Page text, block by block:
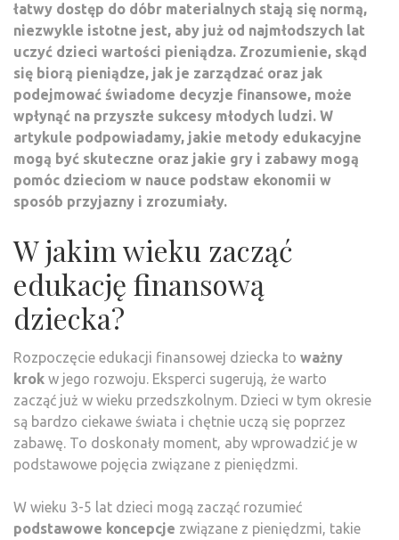
łatwy dostęp do dóbr materialnych stają się normą,
niezwykle istotne jest, aby już od najmłodszych lat
uczyć dzieci wartości pieniądza. Zrozumienie, skąd
się biorą pieniądze, jak je zarządzać oraz jak
podejmować świadome decyzje finansowe, może
wpłynąć na przyszłe sukcesy młodych ludzi. W
artykule podpowiadamy, jakie metody edukacyjne
mogą być skuteczne oraz jakie gry i zabawy mogą
pomóc dzieciom w nauce podstaw ekonomii w
sposób przyjazny i zrozumiały.
W jakim wieku zacząć
edukację finansową
dziecka?
Rozpoczęcie edukacji finansowej dziecka to ważny
krok w jego rozwoju. Eksperci sugerują, że warto
zacząć już w wieku przedszkolnym. Dzieci w tym okresie
są bardzo ciekawe świata i chętnie uczą się poprzez
zabawę. To doskonały moment, aby wprowadzić je w
podstawowe pojęcia związane z pieniędzmi.
W wieku 3-5 lat dzieci mogą zacząć rozumieć
podstawowe koncepcje związane z pieniędzmi, takie